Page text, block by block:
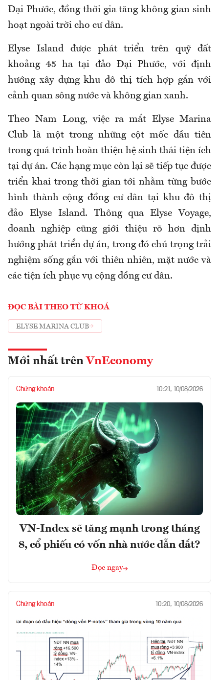
Đại Phước, đồng thời gia tăng không gian sinh
hoạt ngoài trời cho cư dân.
Elyse Island được phát triển trên quỹ đất
khoảng 45 ha tại đảo Đại Phước, với định
hướng xây dựng khu đô thị tích hợp gắn với
cảnh quan sông nước và không gian xanh.
Theo Nam Long, việc ra mắt Elyse Marina
Club là một trong những cột mốc đầu tiên
trong quá trình hoàn thiện hệ sinh thái tiện ích
tại dự án. Các hạng mục còn lại sẽ tiếp tục được
triển khai trong thời gian tới nhằm từng bước
hình thành cộng đồng cư dân tại khu đô thị
đảo Elyse Island. Thông qua Elyse Voyage,
doanh nghiệp cũng giới thiệu rõ hơn định
hướng phát triển dự án, trong đó chú trọng trải
nghiệm sống gắn với thiên nhiên, mặt nước và
các tiện ích phục vụ cộng đồng cư dân.
ĐỌC BÀI THEO TỪ KHOÁ
ELYSE MARINA CLUB
Mới nhất trên VnEconomy
Chứng khoán 10:21, 10/08/2026
VN-Index sẽ tăng mạnh trong tháng
8, cổ phiếu có vốn nhà nước dẫn dắt?
Đọc ngay
Chứng khoán 10:20, 10/08/2026